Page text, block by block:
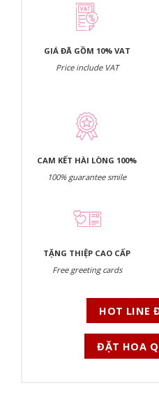
GIÁ ĐÃ GỒM 10% VAT
Price include VAT
CAM KẾT HÀI LÒNG 100%
100% guarantee smile
TẶNG THIỆP CAO CẤP
Free greeting cards
HOT LINE
ĐẶT HOA